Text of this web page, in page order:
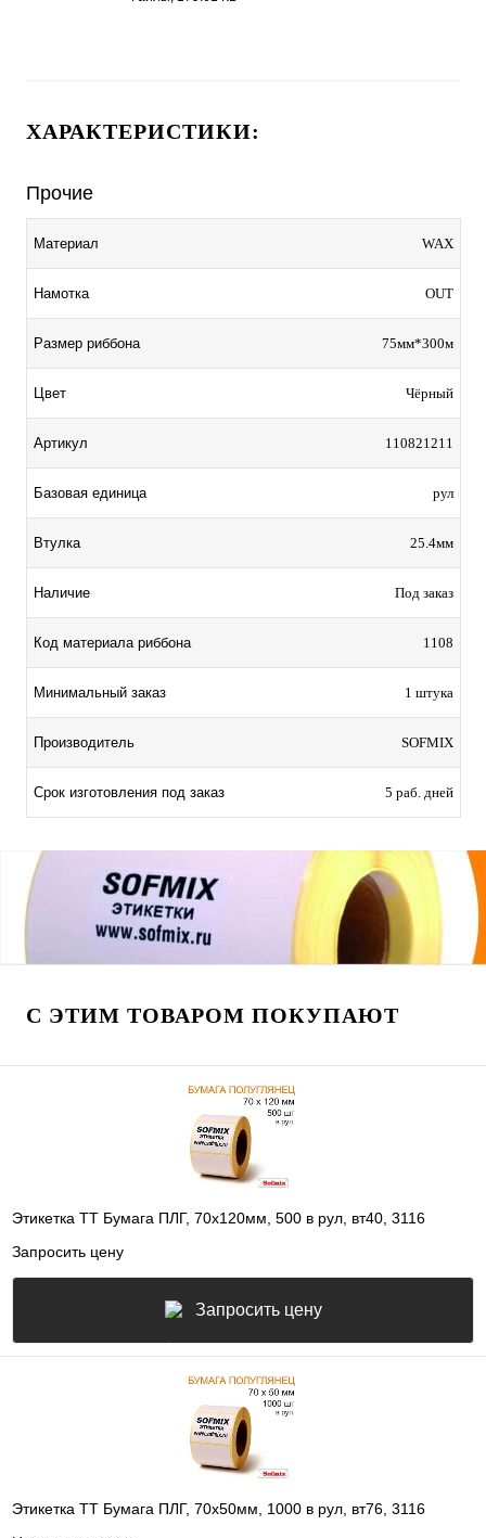
ХАРАКТЕРИСТИКИ:
Прочие
Материал WAX
Намотка OUT
Размер риббона 75мм*300м
Цвет Чёрный
Артикул 110821211
Базовая единица рул
Втулка 25.4мм
Наличие Под заказ
Код материала риббона 1108
Минимальный заказ 1 штука
Производитель SOFMIX
Срок изготовления под заказ 5 раб. дней
С ЭТИМ ТОВАРОМ ПОКУПАЮТ
Этикетка ТТ Бумага ПЛГ, 70х120мм, 500 в рул, вт40, 3116
Запросить цену
Запросить цену
Этикетка ТТ Бумага ПЛГ, 70х50мм, 1000 в рул, вт76, 3116